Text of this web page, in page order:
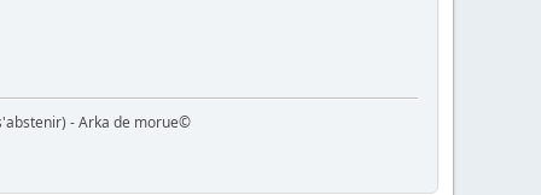
- Arka de morue©